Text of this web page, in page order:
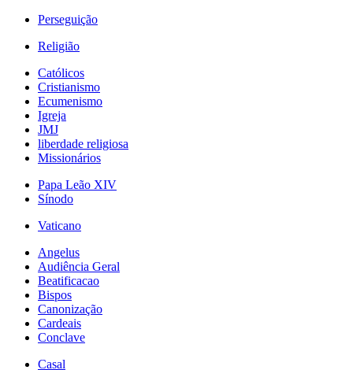
Perseguição
Religião
Católicos
Cristianismo
Ecumenismo
Igreja
JMJ
liberdade religiosa
Missionários
Papa Leão XIV
Sínodo
Vaticano
Angelus
Audiência Geral
Beatificacao
Bispos
Canonização
Cardeais
Conclave
Casal